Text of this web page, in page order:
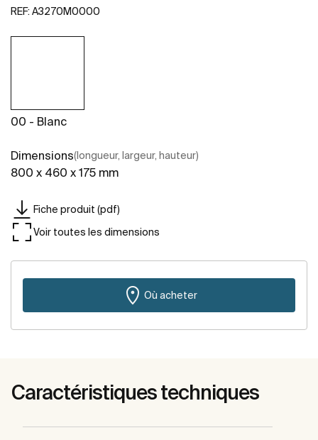
REF: A3270M0000
00 - Blanc
Dimensions(longueur, largeur, hauteur)
800 x 460 x 175 mm
Fiche produit (pdf)
Voir toutes les dimensions
Où acheter
Caractéristiques techniques